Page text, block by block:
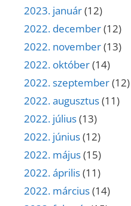
2023. január(12)
2022. december(12)
2022. november(13)
2022. október(14)
2022. szeptember(12)
2022. augusztus(11)
2022. július(13)
2022. június(12)
2022. május(15)
2022. április(11)
2022. március(14)